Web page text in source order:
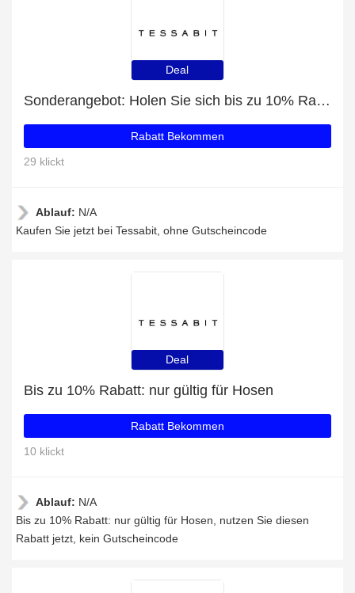
Deal
Sonderangebot: Holen Sie sich bis zu 10% Rabatt auf Logo Baumwoll-Cropped Sweatshirt
Rabatt Bekommen
29 klickt
Ablauf: N/A
Kaufen Sie jetzt bei Tessabit, ohne Gutscheincode
Deal
Bis zu 10% Rabatt: nur gültig für Hosen
Rabatt Bekommen
10 klickt
Ablauf: N/A
Bis zu 10% Rabatt: nur gültig für Hosen, nutzen Sie diesen
Rabatt jetzt, kein Gutscheincode